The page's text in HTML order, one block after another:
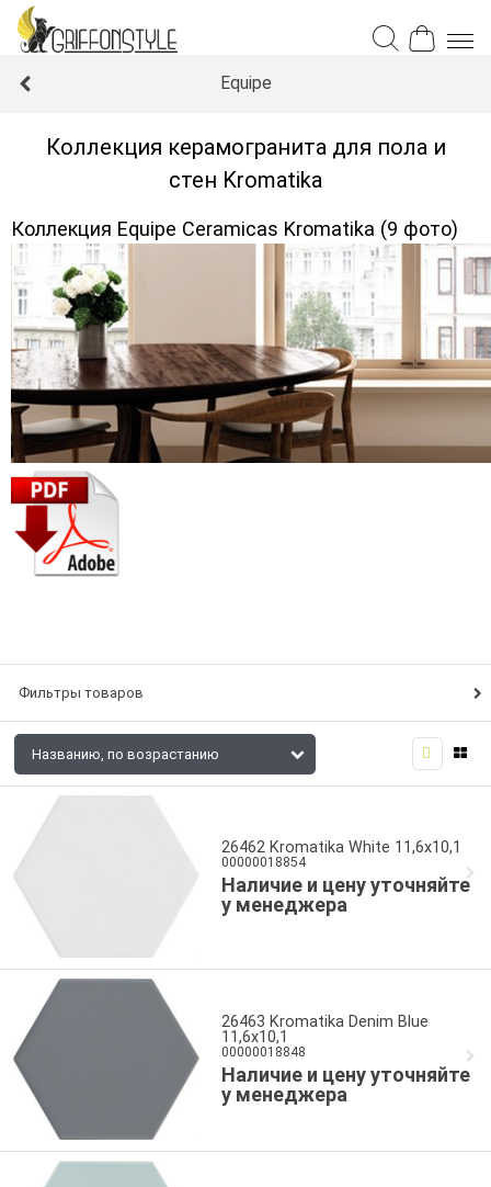
Equipe
Коллекция керамогранита для пола и
стен Kromatika
Коллекция Equipe Ceramicas Kromatika (9 фото)
Фильтры товаров
26462 Kromatika White 11,6x10,1
00000018854
Наличие и цену уточняйте
у менеджера
26463 Kromatika Denim Blue
11,6x10,1
00000018848
Наличие и цену уточняйте
у менеджера